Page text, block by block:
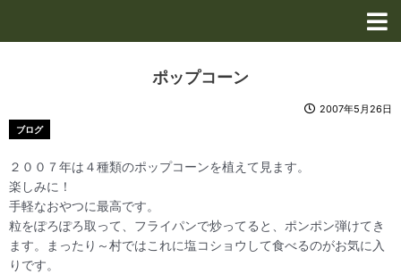
ポップコーン
2007年5月26日
ブログ
２００７年は４種類のポップコーンを植えて見ます。
楽しみに！
手軽なおやつに最高です。
粒をぽろぽろ取って、フライパンで炒ってると、ポンポン弾けてき
ます。まったり～村ではこれに塩コショウして食べるのがお気に入
りです。